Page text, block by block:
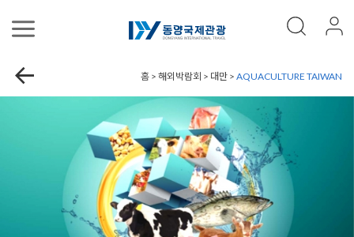
홈 > 해외박람회 > 대만 > AQUACULTURE TAIWAN